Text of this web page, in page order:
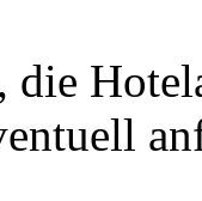
die